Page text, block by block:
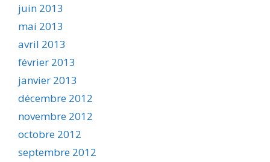
juin 2013
mai 2013
avril 2013
février 2013
janvier 2013
décembre 2012
novembre 2012
octobre 2012
septembre 2012